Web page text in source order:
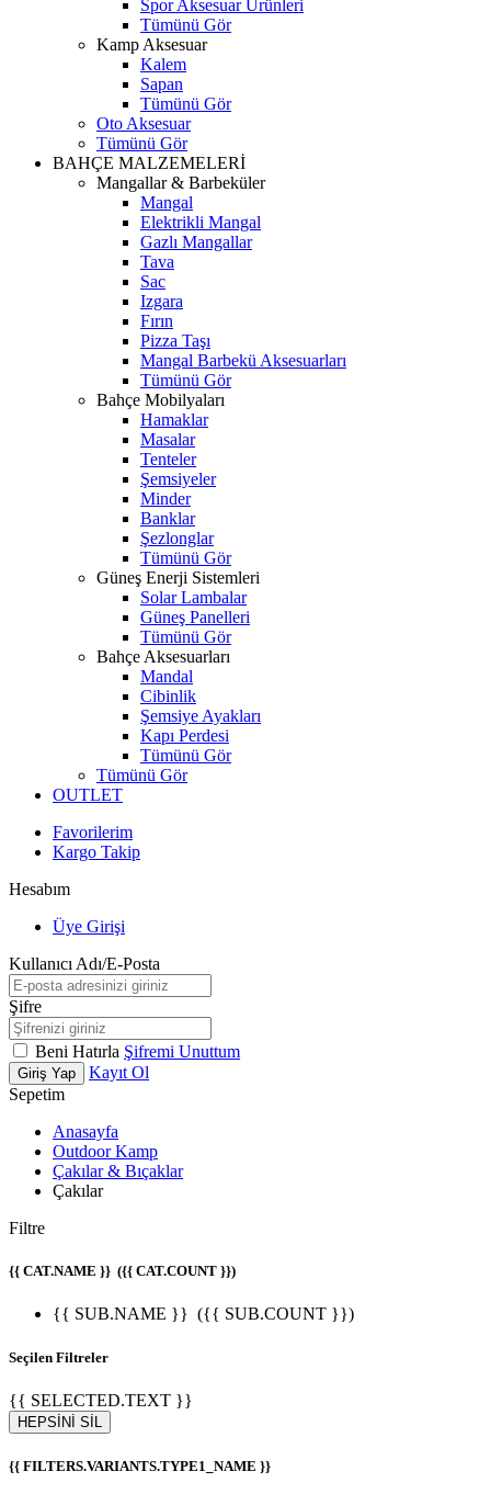
Spor Aksesuar Ürünleri
Tümünü Gör
Kamp Aksesuar
Kalem
Sapan
Tümünü Gör
Oto Aksesuar
Tümünü Gör
BAHÇE MALZEMELERİ
Mangallar & Barbeküler
Mangal
Elektrikli Mangal
Gazlı Mangallar
Tava
Sac
Izgara
Fırın
Pizza Taşı
Mangal Barbekü Aksesuarları
Tümünü Gör
Bahçe Mobilyaları
Hamaklar
Masalar
Tenteler
Şemsiyeler
Minder
Banklar
Şezlonglar
Tümünü Gör
Güneş Enerji Sistemleri
Solar Lambalar
Güneş Panelleri
Tümünü Gör
Bahçe Aksesuarları
Mandal
Cibinlik
Şemsiye Ayakları
Kapı Perdesi
Tümünü Gör
Tümünü Gör
OUTLET
Favorilerim
Kargo Takip
Hesabım
Üye Girişi
Kullanıcı Adı/E-Posta
Şifre
Beni Hatırla Şifremi Unuttum
Giriş Yap
Kayıt Ol
Sepetim
Anasayfa
Outdoor Kamp
Çakılar & Bıçaklar
Çakılar
Filtre
{{ CAT.NAME }} ({{ CAT.COUNT }})
{{ SUB.NAME }} ({{ SUB.COUNT }})
Seçilen Filtreler
{{ SELECTED.TEXT }}
HEPSİNİ SİL
{{ FILTERS.VARIANTS.TYPE1_NAME }}